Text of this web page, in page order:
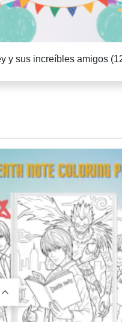
y sus increíbles amigos